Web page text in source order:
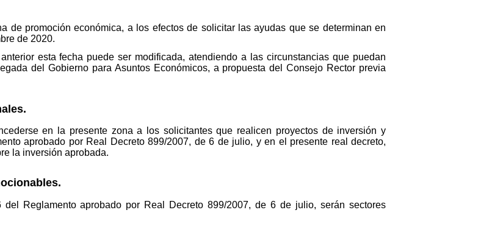
de promoción económica, a los efectos de solicitar las ayudas que se determinan en
de 2020.
esta fecha puede ser modificada, atendiendo a las circunstancias que puedan
del Gobierno para Asuntos Económicos, a propuesta del Consejo Rector previa
en la presente zona a los solicitantes que realicen proyectos de inversión y
aprobado por Real Decreto 899/2007, de 6 de julio, y en el presente real decreto,
la inversión aprobada.
Reglamento aprobado por Real Decreto 899/2007, de 6 de julio, serán sectores